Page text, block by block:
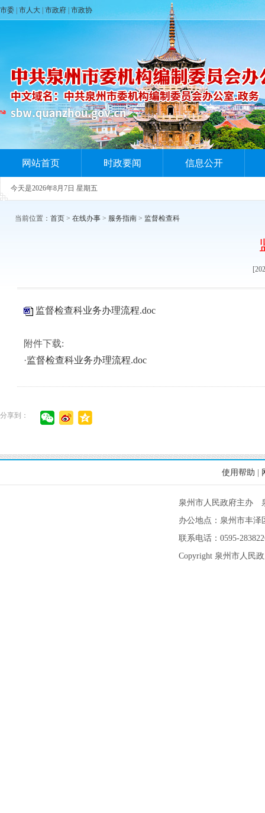
市委 市人大 市政府 市政协
网站首页 时政要闻 信息公开
今天是2026年8月7日 星期五
当前位置： 首页 > 在线办事 > 服务指南 > 监督检查科
监督检查科业务办理流程.doc
附件下载:
·监督检查科业务办理流程.doc
分享到：
使用帮助
泉州市人民政府主办
办公地点：泉州市丰泽
联系电话：0595-
Copyright 泉州市人民